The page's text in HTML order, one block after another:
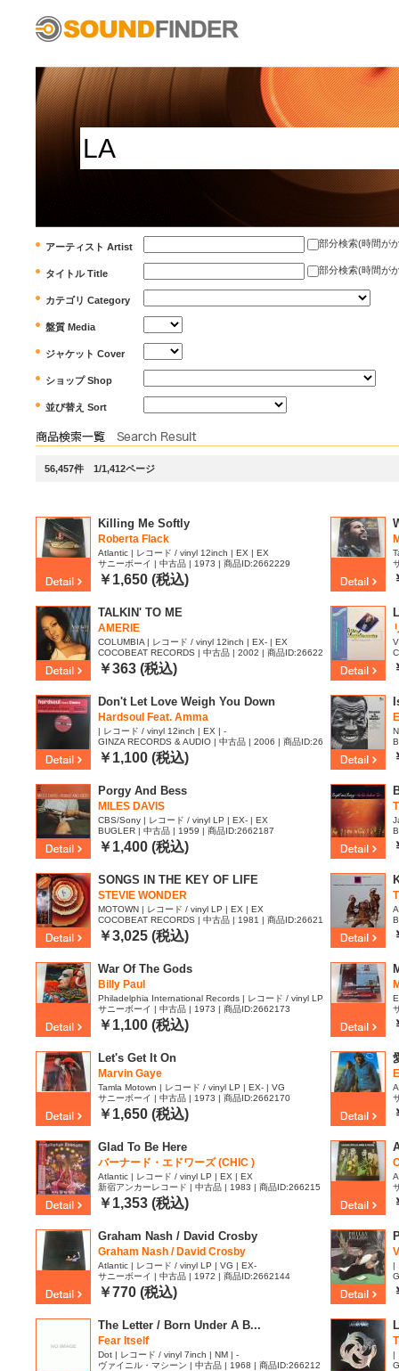
アーティスト Artist 部分検索(時間が
タイトル Title 部分検索(時間が
カテゴリ Category
盤質 Media
ジャケット Cover
ショップ Shop
並び替え Sort
56,457件 1/1,412ページ
Killing Me Softly
Roberta Flack
Atlantic | レコード / vinyl 12inch | EX | EX
サニーボーイ | 中古品 | 1973 | 商品ID:2662229
￥1,650 (税込)
TALKIN' TO ME
AMERIE
COLUMBIA | レコード / vinyl 12inch | EX- | EX
COCOBEAT RECORDS | 中古品 | 2002 | 商品ID:26622
09
￥363 (税込)
Don't Let Love Weigh You Down
Hardsoul Feat. Amma
| レコード / vinyl 12inch | EX | -
GINZA RECORDS & AUDIO | 中古品 | 2006 | 商品ID:26
62195
￥1,100 (税込)
Porgy And Bess
MILES DAVIS
CBS/Sony | レコード / vinyl LP | EX- | EX
BUGLER | 中古品 | 1959 | 商品ID:2662187
￥1,400 (税込)
SONGS IN THE KEY OF LIFE
STEVIE WONDER
MOTOWN | レコード / vinyl LP | EX | EX
COCOBEAT RECORDS | 中古品 | 1981 | 商品ID:26621
84
￥3,025 (税込)
War Of The Gods
Billy Paul
Philadelphia International Records | レコード / vinyl LP
| EX- | VG
サニーボーイ | 中古品 | 1973 | 商品ID:2662173
￥1,100 (税込)
Let's Get It On
Marvin Gaye
Tamla Motown | レコード / vinyl LP | EX- | VG
サニーボーイ | 中古品 | 1973 | 商品ID:2662170
￥1,650 (税込)
Glad To Be Here
バーナード・エドワーズ (CHIC )
Atlantic | レコード / vinyl LP | EX | EX
新宿アンカーレコード | 中古品 | 1983 | 商品ID:266215
7￥1,353 (税込)
Graham Nash / David Crosby
Graham Nash / David Crosby
Atlantic | レコード / vinyl LP | VG | EX-
サニーボーイ | 中古品 | 1972 | 商品ID:2662144
￥770 (税込)
|
The Letter / Born Under A B...
Fear Itself
Dot | レコード / vinyl 7inch | NM | -
ヴァイニル・マシーン | 中古品 | 1968 | 商品ID:266212
|